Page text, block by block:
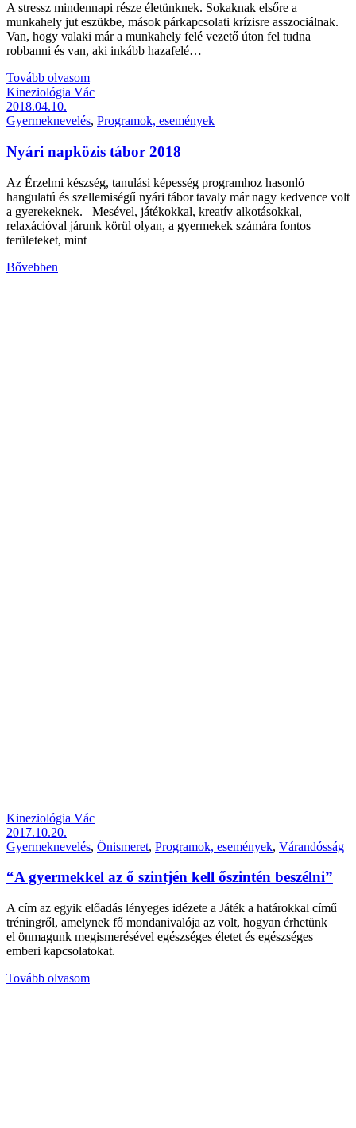
A stressz mindennapi része életünknek. Sokaknak elsőre a
munkahely jut eszükbe, mások párkapcsolati krízisre asszociálnak.
Van, hogy valaki már a munkahely felé vezető úton fel tudna
robbanni és van, aki inkább hazafelé…
Tovább olvasom
Kineziológia Vác
2018.04.10.
Gyermeknevelés, Programok, események
Nyári napközis tábor 2018
Az Érzelmi készség, tanulási képesség programhoz hasonló
hangulatú és szellemiségű nyári tábor tavaly már nagy kedvence volt
a gyerekeknek. Mesével, játékokkal, kreatív alkotásokkal,
relaxációval járunk körül olyan, a gyermekek számára fontos
területeket, mint
Bővebben
Kineziológia Vác
2017.10.20.
Gyermeknevelés, Önismeret, Programok, események, Várandósság
“A gyermekkel az ő szintjén kell őszintén beszélni”
A cím az egyik előadás lényeges idézete a Játék a határokkal című
tréningről, amelynek fő mondanivalója az volt, hogyan érhetünk
el önmagunk megismerésével egészséges életet és egészséges
emberi kapcsolatokat.
Tovább olvasom